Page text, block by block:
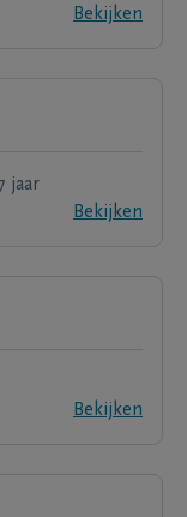
Bekijken
jaar
Bekijken
Bekijken